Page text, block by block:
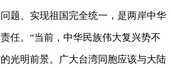
题、实现祖国完全统一，是两岸中华
任。“当前，中华民族伟大复兴势不
光明前景。广大台湾同胞应该与大陆